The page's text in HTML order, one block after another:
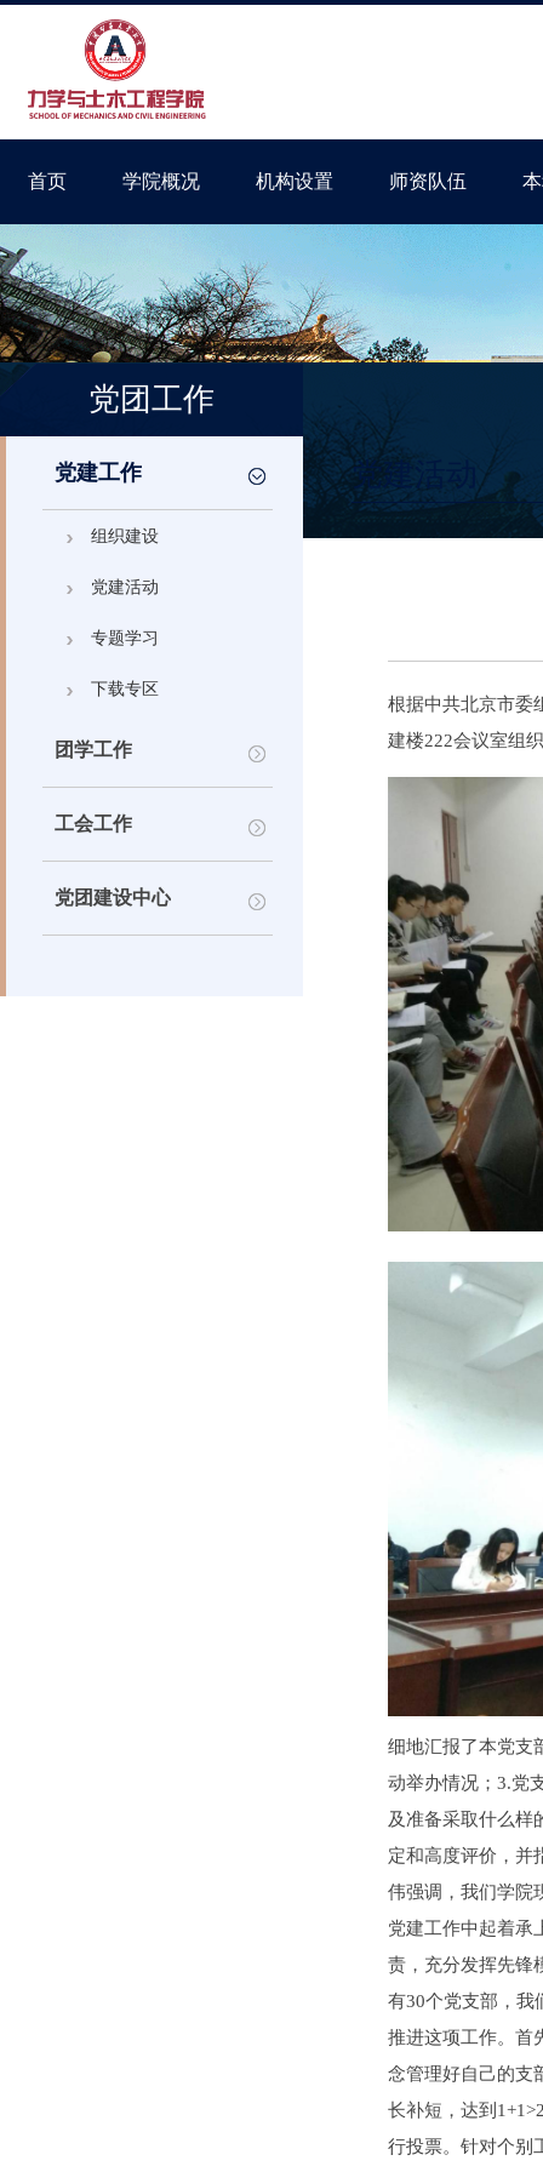
首页 学院概况 机构设置 师资队伍
党团工作
党建工作
组织建设
党建活动
专题学习
下载专区
团学工作
工会工作
党团建设中心
党建活动
根据中共北京市委
建楼222会议室组
细地汇报了本党支
动举办情况；3.党
及准备采取什么样
定和高度评价，并
伟强调，我们学院
党建工作中起着承
责，充分发挥先锋
有30个党支部，我
推进这项工作。首
念管理好自己的支
长补短，达到
行投票。针对个别